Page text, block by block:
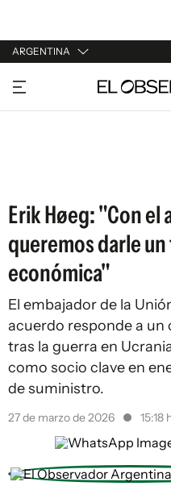
ARGENTINA
URUGUAY
ARGENTINA
Erik Høeg: "Con el
queremos darle
económica"
El embajador de la
acuerdo responde a un
tras la guerra en
como socio clave en
de suministro.
27 de marzo de 2026 15:18